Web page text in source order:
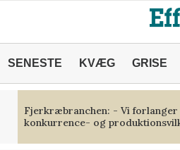
SENESTE KVÆG GRISE
Fjerkræbranchen: - Vi forlanger
konkurrence- og